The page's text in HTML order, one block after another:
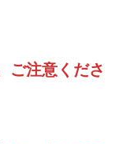
ご注意くださ